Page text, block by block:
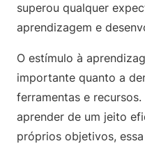
superou qualquer
aprendizagem e
O estímulo à
importante quanto a
ferramentas e
aprender de um jeito
próprios objetivos,